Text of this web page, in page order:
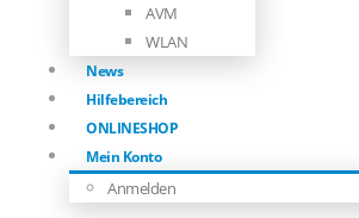
AVM
WLAN
News
Hilfebereich
ONLINESHOP
Mein Konto
Anmelden